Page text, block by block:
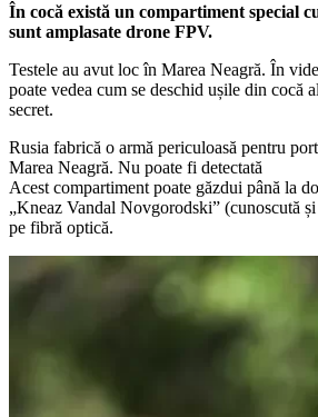
În cocă există un compartiment special
sunt amplasate drone FPV.
Testele au avut loc în Marea Neagră. În
poate vedea cum se deschid ușile din cocă
secret.
Rusia fabrică o armă periculoasă pentru
Marea Neagră. Nu poate fi detectată
Acest compartiment poate găzdui până la
„Kneaz Vandal Novgorodski” (cunoscută
pe fibră optică.